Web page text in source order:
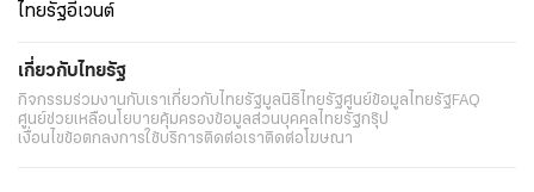
ไทยรัฐอีเวนต์
เกี่ยวกับไทยรัฐ
กิจกรรมร่วมงานกับเราเกี่ยวกับไทยรัฐมูลนิธิไทยรัฐศูนย์ข้อมูลไทยรัฐFAQ
ศูนย์ช่วยเหลือนโยบายคุ้มครองข้อมูลส่วนบุคคลไทยรัฐกรุ๊ป
เงื่อนไขข้อตกลงการใช้บริการติดต่อเราติดต่อโฆษณา